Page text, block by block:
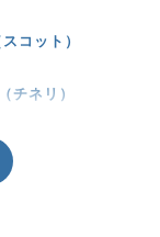
コット）
チネリ）